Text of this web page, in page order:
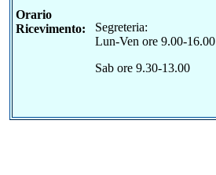
Orario
Ricevimento:
Segreteria:
Lun-Ven ore 9.00-16.00
Sab ore 9.30-13.00